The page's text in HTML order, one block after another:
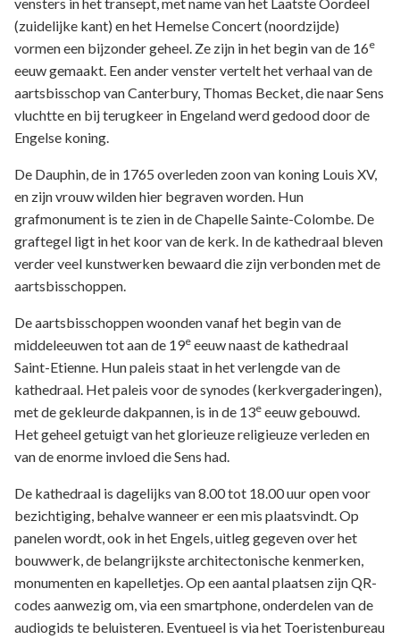
(zuidelijke kant) en het Hemelse Concert (noordzijde)
vormen een bijzonder geheel. Ze zijn in het begin van de 16e
eeuw gemaakt. Een ander venster vertelt het verhaal van de
aartsbisschop van Canterbury, Thomas Becket, die naar Sens
vluchtte en bij terugkeer in Engeland werd gedood door de
Engelse koning.
De Dauphin, de in 1765 overleden zoon van koning Louis XV,
en zijn vrouw wilden hier begraven worden. Hun
grafmonument is te zien in de Chapelle Sainte-Colombe. De
graftegel ligt in het koor van de kerk. In de kathedraal bleven
verder veel kunstwerken bewaard die zijn verbonden met de
aartsbisschoppen.
De aartsbisschoppen woonden vanaf het begin van de
middeleeuwen tot aan de 19e eeuw naast de kathedraal
Saint-Etienne. Hun paleis staat in het verlengde van de
kathedraal. Het paleis voor de synodes (kerkvergaderingen),
met de gekleurde dakpannen, is in de 13e eeuw gebouwd.
Het geheel getuigt van het glorieuze religieuze verleden en
van de enorme invloed die Sens had.
De kathedraal is dagelijks van 8.00 tot 18.00 uur open voor
bezichtiging, behalve wanneer er een mis plaatsvindt. Op
panelen wordt, ook in het Engels, uitleg gegeven over het
bouwwerk, de belangrijkste architectonische kenmerken,
monumenten en kapelletjes. Op een aantal plaatsen zijn QR-
codes aanwezig om, via een smartphone, onderdelen van de
audiogids te beluisteren. Eventueel is via het Toeristenbureau